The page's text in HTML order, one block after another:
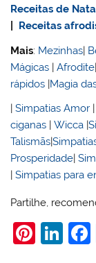
Receitas de
Receitas
Mais: Mezinhas|
Mágicas |Afrodite
rápidos |Magia
|Simpatias Amor
ciganas |Wicca |
Talismãs|
Prosperidade|
|Simpatias para
Partilhe,
Pi Li